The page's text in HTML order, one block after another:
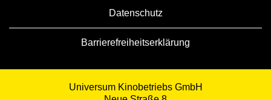
Datenschutz
Barrierefreiheitserklärung
Universum Kinobetriebs GmbH